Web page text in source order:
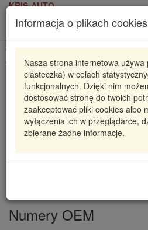
KRIS-AUTO
Informacja o plikach cookies
Nasza strona internetowa używa
ciasteczka) w celach
funkcjonalnych. Dzięki nim
dostosować stronę do twoich
zaakceptować pliki cookies albo
wyłączenia ich w przeglądarce,
zbierane żadne informacje.
Karta produktu
S5054 MONROE
S5054 MONWYCOFANE
318,93 zł
Numery OEM